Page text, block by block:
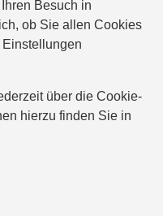
Besuch in
ob Sie allen Cookies
über die Cookie-
hierzu finden Sie in